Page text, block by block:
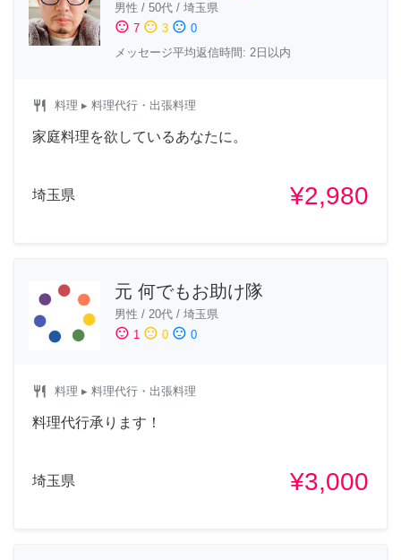
男性 / 50代 / 埼玉県
sentiment_satisfied 7 sentiment_neutral 3 sentiment_dissatisfied 0
メッセージ平均返信時間: 2日以内
restaurant 料理 ▸ 料理代行・出張料理
家庭料理を欲しているあなたに。
埼玉県 ¥2,980
元 何でもお助け隊
男性 / 20代 / 埼玉県
sentiment_satisfied 1 sentiment_neutral 0 sentiment_dissatisfied 0
restaurant 料理 ▸ 料理代行・出張料理
料理代行承ります！
埼玉県 ¥3,000